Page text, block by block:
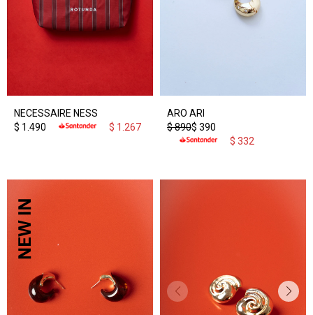
NECESSAIRE NESS
$ 1.490 $ 1.267
ARO ARI
$ 390
$890
$ 332